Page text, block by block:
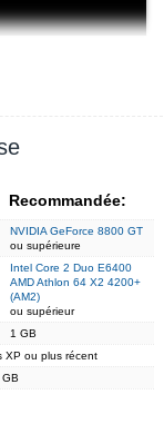
Recommandée:
NVIDIA GeForce 8800 GT
ou supérieure
Intel Core 2 Duo E6400
AMD Athlon 64 X2 4200+
(AM2)
ou supérieur
1 GB
XP ou plus récent
GB